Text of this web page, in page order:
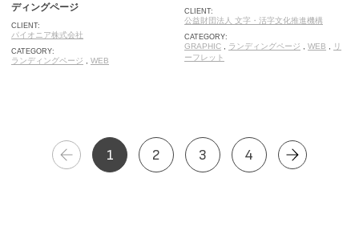
ディングページ
CLIENT:
パイオニア株式会社
CATEGORY:
ランディングページ , WEB
CLIENT:
公益財団法人 文字・活字文化推進機構
CATEGORY:
GRAPHIC , ランディングページ , WEB , リ
ーフレット
1 2 3 4